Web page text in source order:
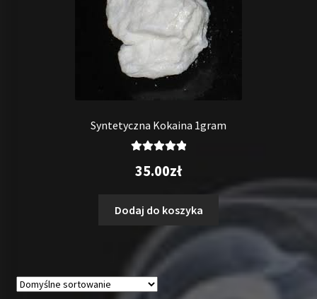
Syntetyczna Kokaina 1gram
5.00na 5
35.00zł
Dodaj do koszyka